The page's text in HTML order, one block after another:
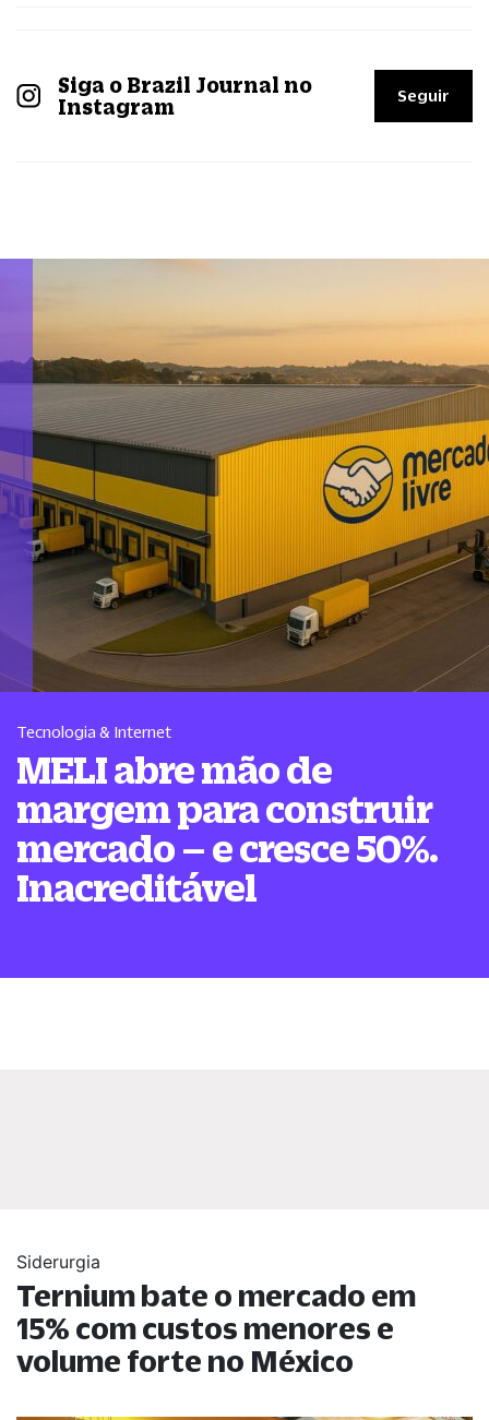
Siga o Brazil Journal no
Instagram
Seguir
Tecnologia & Internet
MELI abre mão de
margem para construir
mercado – e cresce 50%.
Inacreditável
Siderurgia
Ternium bate o mercado em
15% com custos menores e
volume forte no México